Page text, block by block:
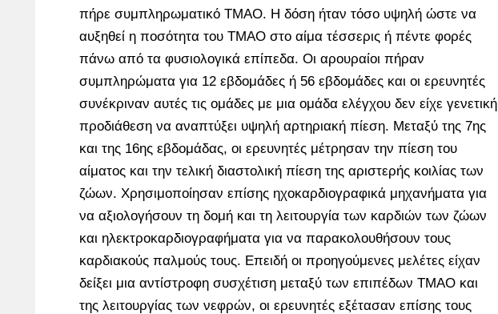
πήρε συμπληρωματικό TMAO. Η δόση ήταν τόσο υψηλή ώστε να
αυξηθεί η ποσότητα του TMAO στο αίμα τέσσερις ή πέντε φορές
πάνω από τα φυσιολογικά επίπεδα. Οι αρουραίοι πήραν
συμπληρώματα για 12 εβδομάδες ή 56 εβδομάδες και οι ερευνητές
συνέκριναν αυτές τις ομάδες με μια ομάδα ελέγχου δεν είχε γενετική
προδιάθεση να αναπτύξει υψηλή αρτηριακή πίεση. Μεταξύ της 7ης
και της 16ης εβδομάδας, οι ερευνητές μέτρησαν την πίεση του
αίματος και την τελική διαστολική πίεση της αριστερής κοιλίας των
ζώων. Χρησιμοποίησαν επίσης ηχοκαρδιογραφικά μηχανήματα για
να αξιολογήσουν τη δομή και τη λειτουργία των καρδιών των ζώων
και ηλεκτροκαρδιογραφήματα για να παρακολουθήσουν τους
καρδιακούς παλμούς τους. Επειδή οι προηγούμενες μελέτες είχαν
δείξει μια αντίστροφη συσχέτιση μεταξύ των επιπέδων TMAO και
της λειτουργίας των νεφρών, οι ερευνητές εξέτασαν επίσης τους